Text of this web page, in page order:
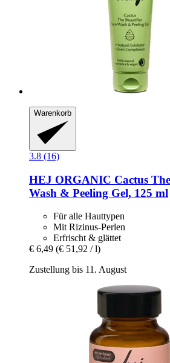
Warenkorb
3.8 (16)
HEJ ORGANIC Cactus
Wash & Peeling Gel, 125 ml
Für alle Hauttypen
Mit Rizinus-Perlen
Erfrischt & glättet
€ 6,49 (€ 51,92 / l)
Zustellung bis 11. August